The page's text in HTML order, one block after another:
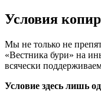
Условия
Мы не только не
«Вестника бури» на
всячески
Условие здесь лишь